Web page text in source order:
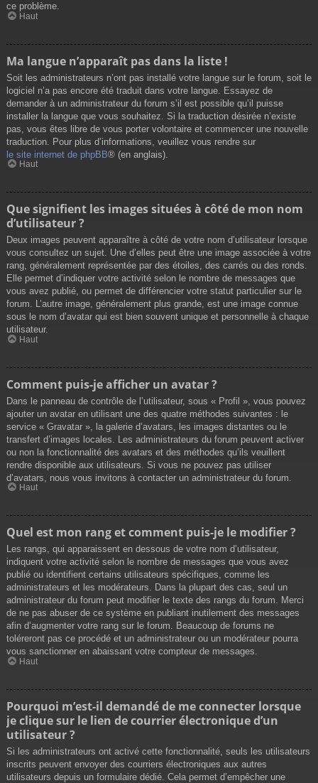
ce problème.
Haut
Ma langue n’apparaît pas dans la liste !
Soit les administrateurs n’ont pas installé votre langue sur le forum, soit le
logiciel n’a pas encore été traduit dans votre langue. Essayez de
demander à un administrateur du forum s’il est possible qu’il puisse
installer la langue que vous souhaitez. Si la traduction désirée n’existe
pas, vous êtes libre de vous porter volontaire et commencer une nouvelle
traduction. Pour plus d’informations, veuillez vous rendre sur
le site internet de phpBB® (en anglais).
Haut
Que signifient les images situées à côté de mon nom
d’utilisateur ?
Deux images peuvent apparaître à côté de votre nom d’utilisateur lorsque
vous consultez un sujet. Une d’elles peut être une image associée à votre
rang, généralement représentée par des étoiles, des carrés ou des ronds.
Elle permet d’indiquer votre activité selon le nombre de messages que
vous avez publié, ou permet de différencier votre statut particulier sur le
forum. L’autre image, généralement plus grande, est une image connue
sous le nom d’avatar qui est bien souvent unique et personnelle à chaque
utilisateur.
Haut
Comment puis-je afficher un avatar ?
Dans le panneau de contrôle de l’utilisateur, sous « Profil », vous pouvez
ajouter un avatar en utilisant une des quatre méthodes suivantes : le
service « Gravatar », la galerie d’avatars, les images distantes ou le
transfert d’images locales. Les administrateurs du forum peuvent activer
ou non la fonctionnalité des avatars et des méthodes qu’ils veuillent
rendre disponible aux utilisateurs. Si vous ne pouvez pas utiliser
d’avatars, nous vous invitons à contacter un administrateur du forum.
Haut
Quel est mon rang et comment puis-je le modifier ?
Les rangs, qui apparaissent en dessous de votre nom d’utilisateur,
indiquent votre activité selon le nombre de messages que vous avez
publié ou identifient certains utilisateurs spécifiques, comme les
administrateurs et les modérateurs. Dans la plupart des cas, seul un
administrateur du forum peut modifier le texte des rangs du forum. Merci
de ne pas abuser de ce système en publiant inutilement des messages
afin d’augmenter votre rang sur le forum. Beaucoup de forums ne
toléreront pas ce procédé et un administrateur ou un modérateur pourra
vous sanctionner en abaissant votre compteur de messages.
Haut
Pourquoi m’est-il demandé de me connecter lorsque
je clique sur le lien de courrier électronique d’un
utilisateur ?
Si les administrateurs ont activé cette fonctionnalité, seuls les utilisateurs
inscrits peuvent envoyer des courriers électroniques aux autres
utilisateurs depuis un formulaire dédié. Cela permet d’empêcher une